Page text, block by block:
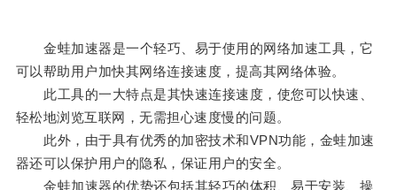
金蛙加速器是一个轻巧、易于使用的网络加速工具，它
可以帮助用户加快其网络连接速度，提高其网络体验。
此工具的一大特点是其快速连接速度，使您可以快速、
轻松地浏览互联网，无需担心速度慢的问题。
此外，由于具有优秀的加密技术和VPN功能，金蛙加速
器还可以保护用户的隐私，保证用户的安全。
金蛙加速器的优势还包括其轻巧的体积、易于安装、操